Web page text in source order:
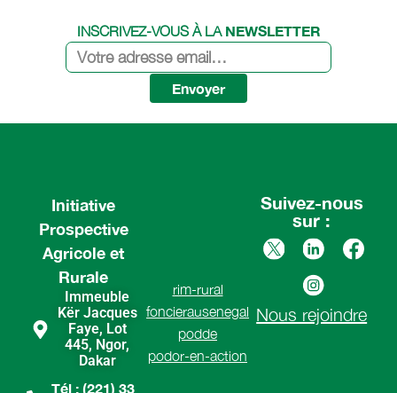
INSCRIVEZ-VOUS À LA NEWSLETTER
Envoyer
Initiative
Prospective
Agricole et
Rurale
Immeuble
Kër Jacques
Faye, Lot
445, Ngor,
Dakar
Tél : (221) 33
rim-rural
foncierausenegal
podde
podor-en-action
Suivez-nous
sur :
Nous rejoindre